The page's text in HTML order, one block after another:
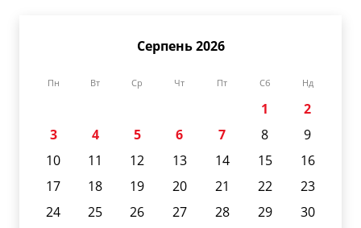
Серпень 2026
Пн Вт Ср Чт Пт Сб Нд
1
2
3
4 5 6 7 8
9
10
11 12 13 14 15
16
17
18 19 20 21 22
23
24
25 26 27 28 29
30